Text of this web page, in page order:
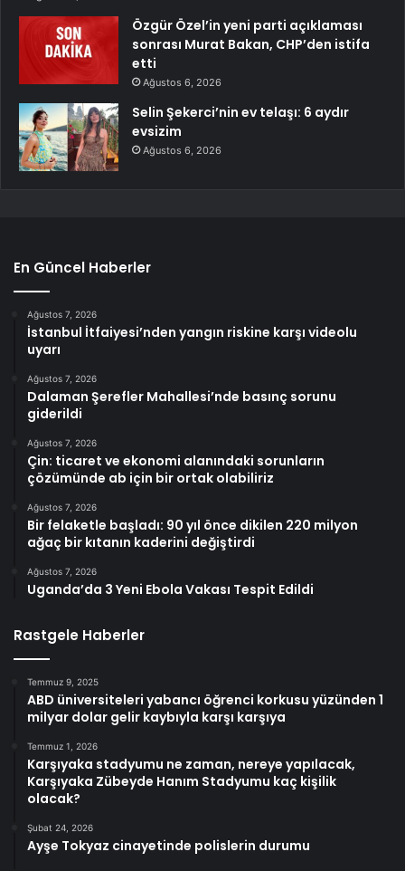
Özgür Özel’in yeni parti açıklaması
sonrası Murat Bakan, CHP’den istifa
etti
Ağustos 6, 2026
Selin Şekerci’nin ev telaşı: 6 aydır
evsizim
Ağustos 6, 2026
En Güncel Haberler
Ağustos 7, 2026
İstanbul İtfaiyesi’nden yangın riskine karşı videolu
uyarı
Ağustos 7, 2026
Dalaman Şerefler Mahallesi’nde basınç sorunu
giderildi
Ağustos 7, 2026
Çin: ticaret ve ekonomi alanındaki sorunların
çözümünde ab için bir ortak olabiliriz
Ağustos 7, 2026
Bir felaketle başladı: 90 yıl önce dikilen 220 milyon
ağaç bir kıtanın kaderini değiştirdi
Ağustos 7, 2026
Uganda’da 3 Yeni Ebola Vakası Tespit Edildi
Rastgele Haberler
Temmuz 9, 2025
ABD üniversiteleri yabancı öğrenci korkusu yüzünden 1
milyar dolar gelir kaybıyla karşı karşıya
Temmuz 1, 2026
Karşıyaka stadyumu ne zaman, nereye yapılacak,
Karşıyaka Zübeyde Hanım Stadyumu kaç kişilik
olacak?
Şubat 24, 2026
Ayşe Tokyaz cinayetinde polislerin durumu